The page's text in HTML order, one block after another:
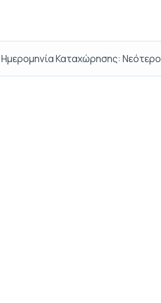
Ημερομηνία Καταχώρησης: Νεότερο